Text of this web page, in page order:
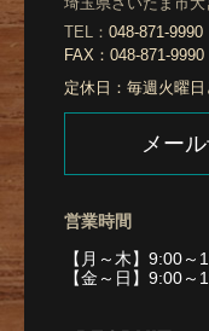
TEL： 048-871-9990
FAX： 048-871-9990
定休日： 毎週火曜
メー
営業時間
【月～木】9:00～
【金～日】9:00～